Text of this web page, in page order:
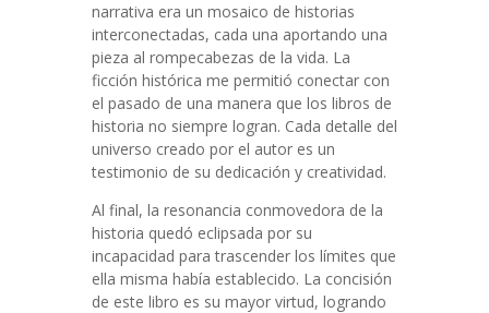
narrativa era un mosaico de historias
interconectadas, cada una aportando una
pieza al rompecabezas de la vida. La
ficción histórica me permitió conectar con
el pasado de una manera que los libros de
historia no siempre logran. Cada detalle del
universo creado por el autor es un
testimonio de su dedicación y creatividad.
Al final, la resonancia conmovedora de la
historia quedó eclipsada por su
incapacidad para trascender los límites que
ella misma había establecido. La concisión
de este libro es su mayor virtud, logrando